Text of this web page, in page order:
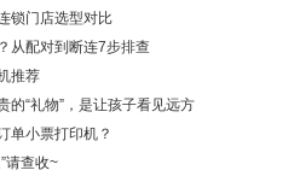
锁门店选型对比
从配对到断连7步排查
推荐
的“礼物”，是让孩子看见远方
单小票打印机？
请查收~